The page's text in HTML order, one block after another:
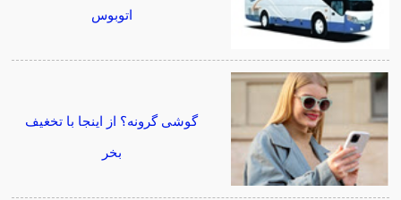
اتوبوس
گوشی گرونه؟ از اینجا با تخغیف
بخر